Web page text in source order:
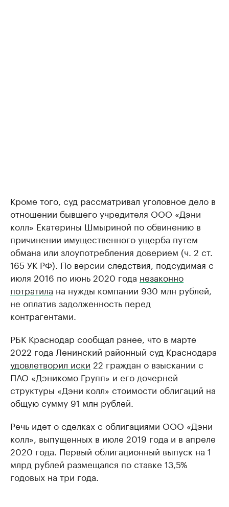
Кроме того, суд рассматривал уголовное дело в
отношении бывшего учредителя ООО «Дэни
колл» Екатерины Шмыриной по обвинению в
причинении имущественного ущерба путем
обмана или злоупотребления доверием (ч. 2 ст.
165 УК РФ). По версии следствия, подсудимая с
июля 2016 по июнь 2020 года незаконно
потратила на нужды компании 930 млн рублей,
не оплатив задолженность перед
контрагентами.
РБК Краснодар сообщал ранее, что в марте
2022 года Ленинский районный суд Краснодара
удовлетворил иски 22 граждан о взыскании с
ПАО «Дэникомо Групп» и его дочерней
структуры «Дэни колл» стоимости облигаций на
общую сумму 91 млн рублей.
Речь идет о сделках с облигациями ООО «Дэни
колл», выпущенных в июле 2019 года и в апреле
2020 года. Первый облигационный выпуск на 1
млрд рублей размещался по ставке 13,5%
годовых на три года.